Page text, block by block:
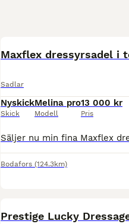
Maxflex dressyrsadel i
Sadlar
Nyskick
Skick
Melina pro
Modell
13 000 kr
Pris
Bodafors (124.3km)
Prestige Lucky